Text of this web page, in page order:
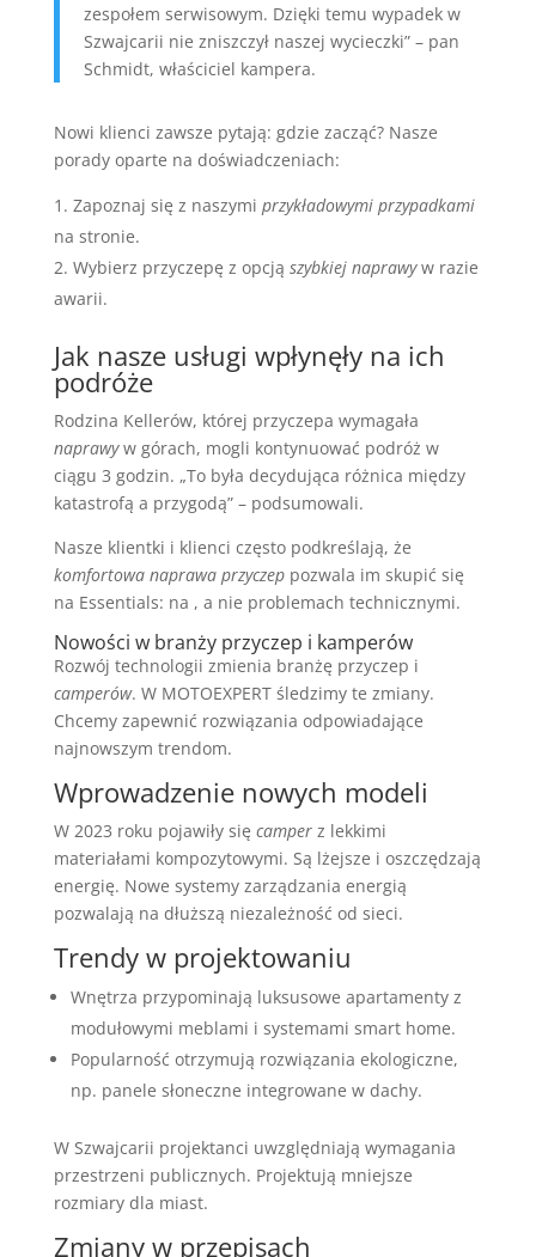
zespołem serwisowym. Dzięki temu wypadek w
Szwajcarii nie zniszczył naszej wycieczki” – pan
Schmidt, właściciel kampera.
Nowi klienci zawsze pytają: gdzie zacząć? Nasze
porady oparte na doświadczeniach:
Zapoznaj się z naszymi przykładowymi przypadkami
na stronie.
Wybierz przyczepę z opcją szybkiej naprawyw razie
awarii.
Jak nasze usługi wpłynęły na ich
podróże
Rodzina Kellerów, której przyczepa wymagała
naprawyw górach, mogli kontynuować podróż w
ciągu 3 godzin. „To była decydująca różnica między
katastrofą a przygodą” – podsumowali.
Nasze klientki i klienci często podkreślają, że
komfortowa naprawa przyczeppozwala im skupić się
na Essentials: na , a nie problemach technicznymi.
Nowości w branży przyczep i kamperów
Rozwój technologii zmienia branżę przyczep i
camperów. W MOTOEXPERT śledzimy te zmiany.
Chcemy zapewnić rozwiązania odpowiadające
najnowszym trendom.
Wprowadzenie nowych modeli
W 2023 roku pojawiły się camperz lekkimi
materiałami kompozytowymi. Są lżejsze i oszczędzają
energię. Nowe systemy zarządzania energią
pozwalają na dłuższą niezależność od sieci.
Trendy w projektowaniu
Wnętrza przypominają luksusowe apartamenty z
modułowymi meblami i systemami smart home.
Popularność otrzymują rozwiązania ekologiczne,
np. panele słoneczne integrowane w dachy.
W Szwajcarii projektanci uwzględniają wymagania
przestrzeni publicznych. Projektują mniejsze
rozmiary dla miast.
Zmiany w przepisach